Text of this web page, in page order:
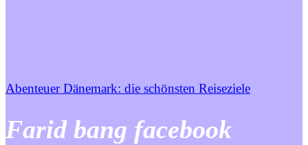
Abenteuer Dänemark: die schönsten Reiseziele
Farid bang facebook